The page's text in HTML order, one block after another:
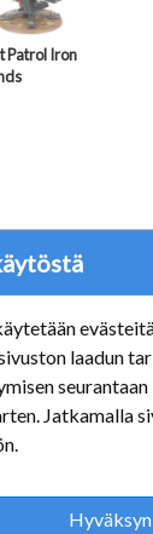
Patrol Iron
laadun
Jatkamalla
Hyväksyn